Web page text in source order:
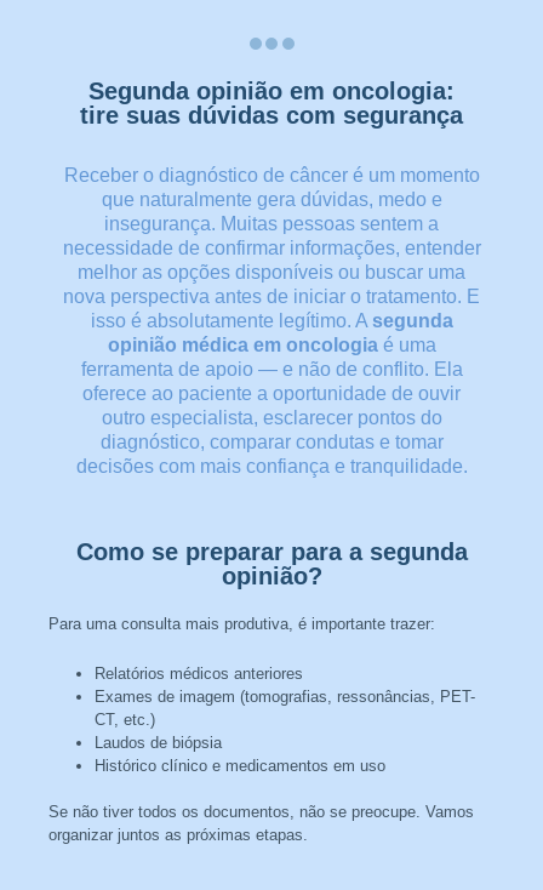
Segunda opinião em oncologia:
tire suas dúvidas com segurança
Receber o diagnóstico de câncer é um momento
que naturalmente gera dúvidas, medo e
insegurança. Muitas pessoas sentem a
necessidade de confirmar informações, entender
melhor as opções disponíveis ou buscar uma
nova perspectiva antes de iniciar o tratamento. E
isso é absolutamente legítimo. A segunda
opinião médica em oncologiaé uma
ferramenta de apoio — e não de conflito. Ela
oferece ao paciente a oportunidade de ouvir
outro especialista, esclarecer pontos do
diagnóstico, comparar condutas e tomar
decisões com mais confiança e tranquilidade.
Como se preparar para a segunda
opinião?
Para uma consulta mais produtiva, é importante trazer:
Relatórios médicos anteriores
Exames de imagem (tomografias, ressonâncias, PET-
CT, etc.)
Laudos de biópsia
Histórico clínico e medicamentos em uso
Se não tiver todos os documentos, não se preocupe. Vamos
organizar juntos as próximas etapas.